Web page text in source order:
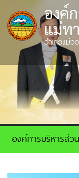
องค์
แม่ทา
อำเภอแม่อ